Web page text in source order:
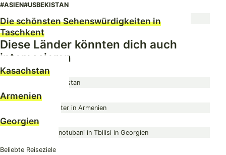
#ASIEN#USBEKISTAN
Die schönsten Sehenswürdigkeiten in
Taschkent
Diese Länder könnten dich auch
interessieren
Kasachstan
Armenien
Georgien
Beliebte Reiseziele